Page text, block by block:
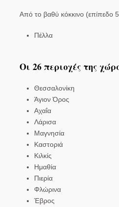
Από το βαθύ κόκκινο (επίπεδο
Πέλλα
Οι 26 περιοχές της
Θεσσαλονίκη
Άγιον Όρος
Αχαΐα
Λάρισα
Μαγνησία
Καστοριά
Κιλκίς
Ημαθία
Πιερία
Φλώρινα
Έβρος